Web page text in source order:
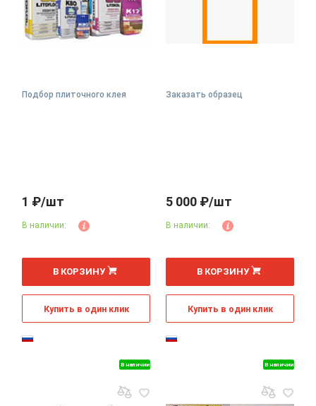
Подбор плиточного клея
В наличии
1 ₽/шт
В наличии:
В КОРЗИНУ
Купить в один клик
Заказать образец
В наличии
5 000 ₽/шт
В наличии:
В КОРЗИНУ
Купить в один клик